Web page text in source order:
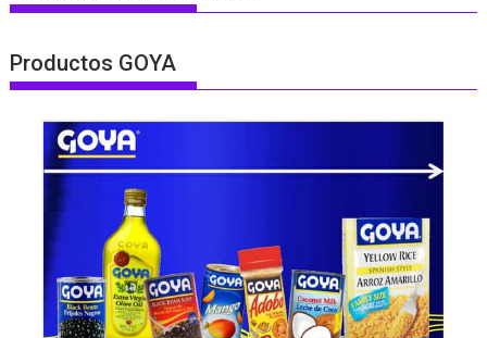
Productos GOYA